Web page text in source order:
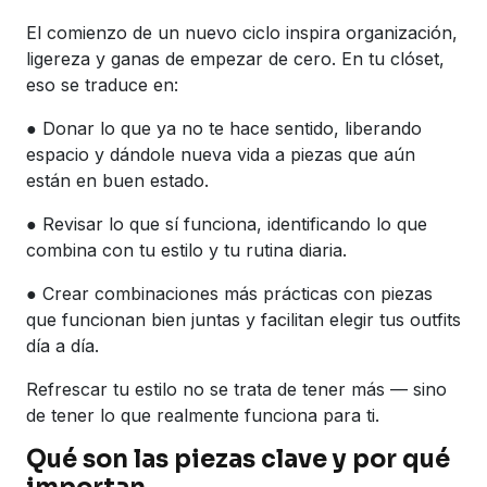
El comienzo de un nuevo ciclo inspira organización,
ligereza y ganas de empezar de cero. En tu clóset,
eso se traduce en:
● Donar lo que ya no te hace sentido, liberando
espacio y dándole nueva vida a piezas que aún
están en buen estado.
● Revisar lo que sí funciona, identificando lo que
combina con tu estilo y tu rutina diaria.
● Crear combinaciones más prácticas con piezas
que funcionan bien juntas y facilitan elegir tus outfits
día a día.
Refrescar tu estilo no se trata de tener más — sino
de tener lo que realmente funciona para ti.
Qué son las piezas clave y por qué